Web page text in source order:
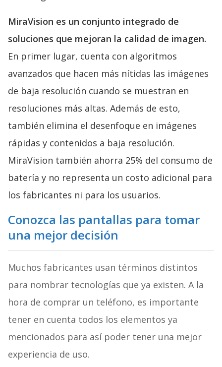
MiraVision es un conjunto integrado de
soluciones que mejoran la calidad de imagen.
En primer lugar, cuenta con algoritmos
avanzados que hacen más nítidas las imágenes
de baja resolución cuando se muestran en
resoluciones más altas. Además de esto,
también elimina el desenfoque en imágenes
rápidas y contenidos a baja resolución.
MiraVision también ahorra 25% del consumo de
batería y no representa un costo adicional para
los fabricantes ni para los usuarios.
Conozca las pantallas para tomar
una mejor decisión
Muchos fabricantes usan términos distintos
para nombrar tecnologías que ya existen. A la
hora de comprar un teléfono, es importante
tener en cuenta todos los elementos ya
mencionados para así poder tener una mejor
experiencia de uso.